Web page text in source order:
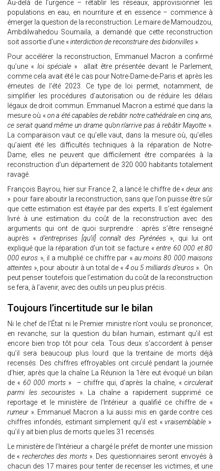
Au-delà de l’urgence – rétablir les réseaux, approvisionner les
populations en eau, en nourriture et en essence – commence à
émerger la question de la reconstruction. Le maire de Mamoudzou,
Ambdilwahedou Soumaila, a demandé que cette reconstruction
soit assortie d’une «interdiction de reconstruire des bidonvilles ».
Pour accélérer la reconstruction, Emmanuel Macron a confirmé
qu’une « loi spéciale» allait être présentée devant le Parlement,
comme cela avait été le cas pour Notre-Dame-de-Paris et après les
émeutes de l’été 2023. Ce type de loi permet, notamment, de
simplifier les procédures d’autorisation ou de réduire les délais
légaux de droit commun. Emmanuel Macron a estimé que dans la
mesure où «on a été capables de rebâtir notre cathédrale en cinq ans,
ce serait quand même un drame qu’on n’arrive pas à rebâtir Mayotte ».
La comparaison vaut ce qu’elle vaut, dans la mesure où, qu’elles
qu’aient été les difficultés techniques à la réparation de Notre-
Dame, elles ne peuvent que difficilement être comparées à la
reconstruction d’un département de 320 000 habitants totalement
ravagé.
François Bayrou, hier sur France 2, a lancé le chiffre de « deux ans
» pour faire aboutir la reconstruction, sans que l’on puisse être sûr
que cette estimation est étayée par des experts. Il s’est également
livré à une estimation du coût de la reconstruction avec des
arguments qui ont de quoi surprendre : après s’être renseigné
auprès « d’entreprises [qu’il] connaît des Pyrénées », qui lui ont
expliqué que la réparation d’un toit se facture «entre 60 000 et 80
000 euros », il a multiplié ce chiffre par « au moins 80 000 maisons
atteintes », pour aboutir à un total de « 4 ou 5 milliards d’euros ». On
peut penser toutefois que l’estimation du coût de la reconstruction
se fera, à l’avenir, avec des outils un peu plus précis.
Toujours l’incertitude sur le bilan
Ni le chef de l’État ni le Premier ministre n’ont voulu se prononcer,
en revanche, sur la question du bilan humain, estimant qu’il est
encore bien trop tôt pour cela. Tous deux s’accordent à penser
qu’il sera beaucoup plus lourd que la trentaine de morts déjà
recensés. Des chiffres effroyables ont circulé pendant la journée
d’hier, après que la chaîne La Réunion la 1ère eut évoqué un bilan
de « 60 000 morts » – chiffre qui, d’après la chaîne, «circulerait
parmi les secouristes ». La chaîne a rapidement supprimé ce
reportage et le ministère de l’Intérieur a qualifié ce chiffre de «
rumeur ». Emmanuel Macron a lui aussi mis en garde contre ces
chiffres infondés, estimant simplement qu’il est «vraisemblable »
qu’il y ait bien plus de morts que les 31 recensés.
Le ministère de l’Intérieur a chargé le préfet de monter une mission
de « recherches des morts». Des questionnaires seront envoyés à
chacun des 17 maires pour tenter de recenser les victimes, et une